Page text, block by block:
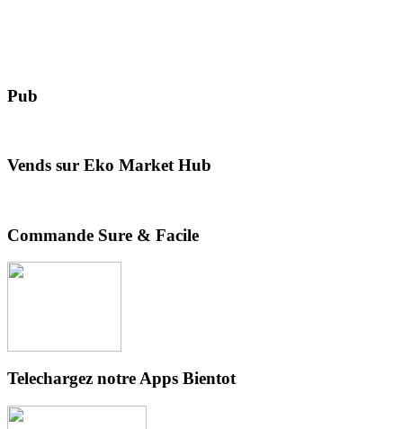
Pub
Vends sur Eko Market Hub
Commande Sure & Facile
Telechargez notre Apps Bientot